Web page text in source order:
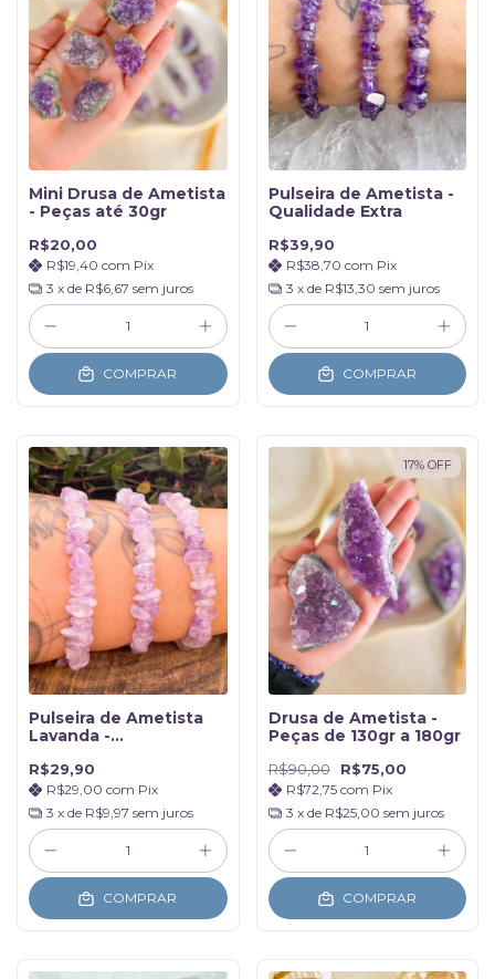
Mini Drusa de Ametista
- Peças até 30gr
R$20,00
R$19,40 com Pix
3 x de R$6,67 sem juros
COMPRAR
Pulseira de Ametista -
Qualidade Extra
R$39,90
R$38,70 com Pix
3 x de R$13,30 sem juros
COMPRAR
Pulseira de Ametista
Lavanda -
R$29,90
R$29,00 com Pix
3 x de R$9,97 sem juros
COMPRAR
17% OFF
Drusa de Ametista -
Peças de 130gr a 180gr
R$90,00 R$75,00
R$72,75 com Pix
3 x de R$25,00 sem juros
COMPRAR